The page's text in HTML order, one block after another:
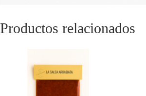
Productos relacionados